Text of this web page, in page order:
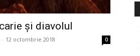
și diavolul
- 12 octombrie 2018 0